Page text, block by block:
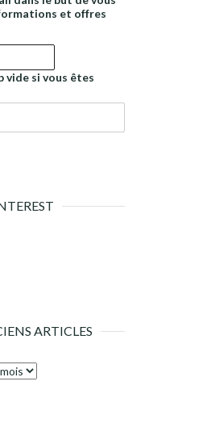
et offres
vide si vous êtes
ARTICLES